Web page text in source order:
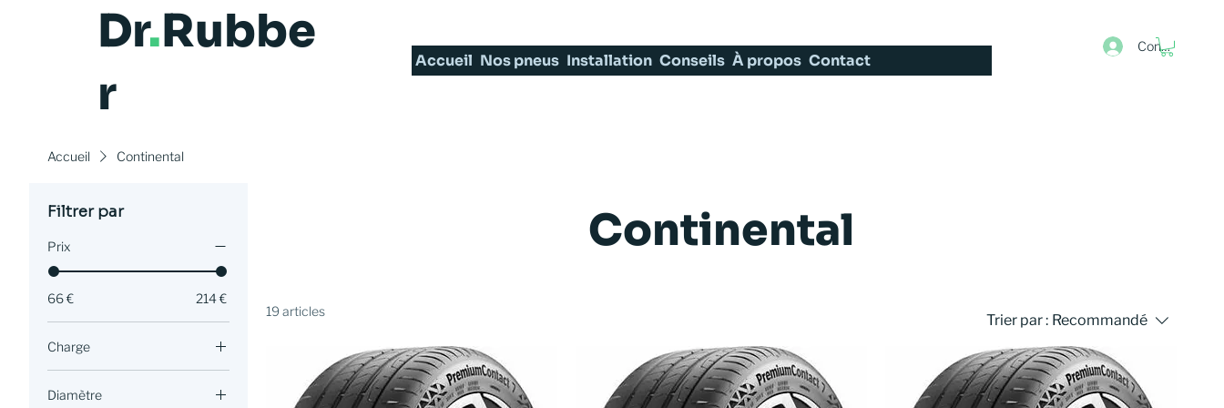
Dr.Rubbe
r
Accueil Nos pneus Installation Conseils À propos Contact
Connexion
Accueil Continental
Filtrer par
Prix
66 € 214 €
Charge
88
Diamètre
Continental
19 articles
Trier par : Recommandé